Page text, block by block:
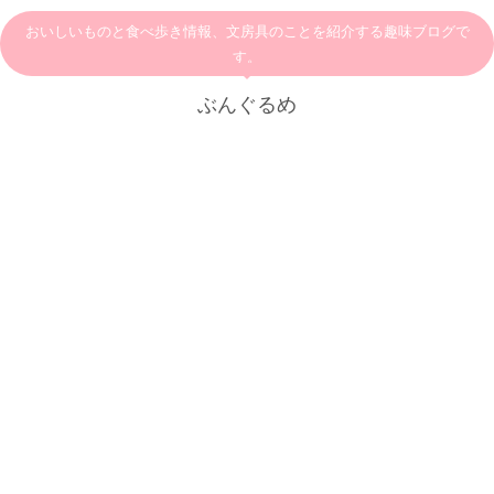
おいしいものと食べ歩き情報、文房具のことを紹介する趣味ブログで
す。
ぶんぐるめ